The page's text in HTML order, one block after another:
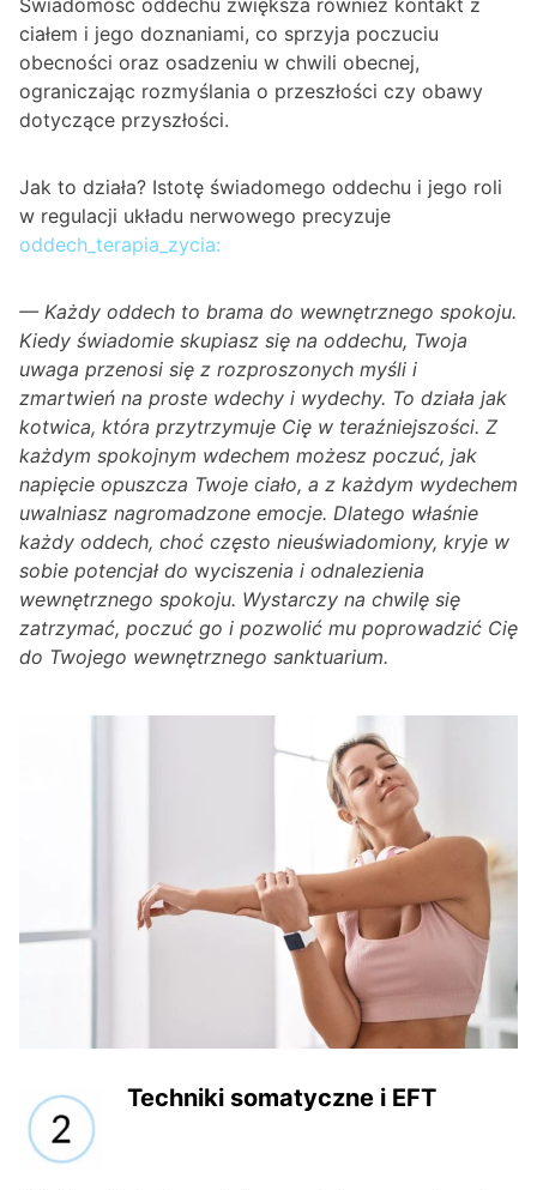
Świadomość oddechu zwiększa również kontakt z
ciałem i jego doznaniami, co sprzyja poczuciu
obecności oraz osadzeniu w chwili obecnej,
ograniczając rozmyślania o przeszłości czy obawy
dotyczące przyszłości.
Jak to działa? Istotę świadomego oddechu i jego roli
w regulacji układu nerwowego precyzuje
oddech_terapia_zycia:
— Każdy oddech to brama do wewnętrznego spokoju.
Kiedy świadomie skupiasz się na oddechu, Twoja
uwaga przenosi się z rozproszonych myśli i
zmartwień na proste wdechy i wydechy. To działa jak
kotwica, która przytrzymuje Cię w teraźniejszości. Z
każdym spokojnym wdechem możesz poczuć, jak
napięcie opuszcza Twoje ciało, a z każdym wydechem
uwalniasz nagromadzone emocje. Dlatego właśnie
każdy oddech, choć często nieuświadomiony, kryje w
sobie potencjał do wyciszenia i odnalezienia
wewnętrznego spokoju. Wystarczy na chwilę się
zatrzymać, poczuć go i pozwolić mu poprowadzić Cię
do Twojego wewnętrznego sanktuarium.
Techniki somatyczne i EFT